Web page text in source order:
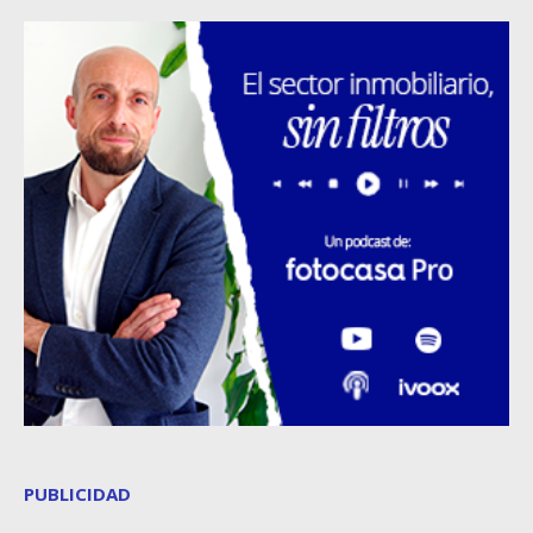
PUBLICIDAD